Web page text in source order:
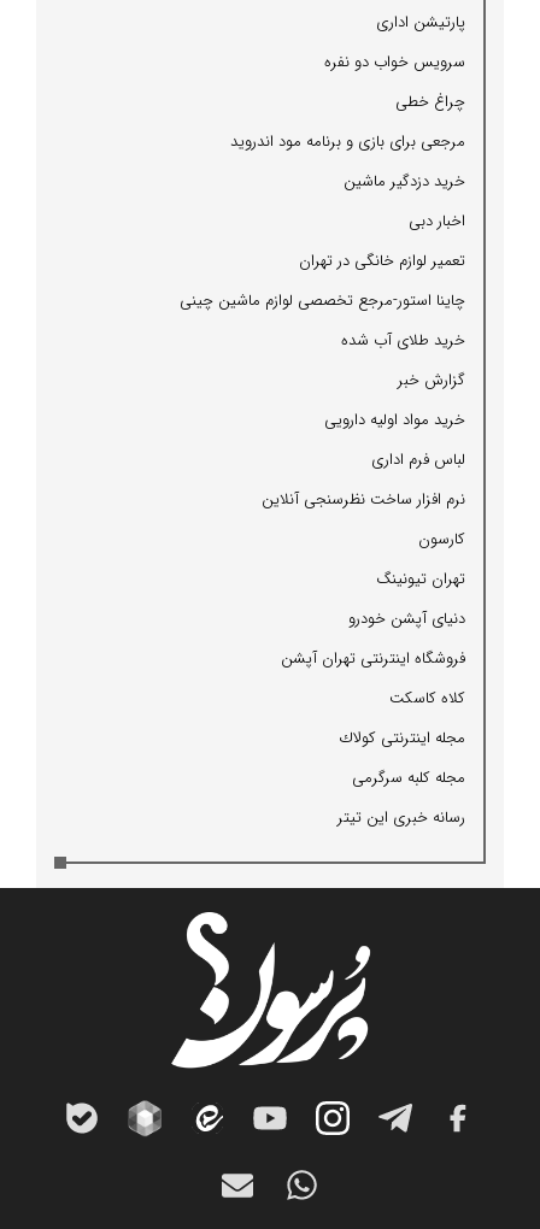
پارتیشن اداری
سرویس خواب دو نفره
چراغ خطی
مرجعی برای بازی و برنامه مود اندروید
خرید دزدگیر ماشین
اخبار دبی
تعمیر لوازم خانگی در تهران
چاینا استور-مرجع تخصصی لوازم ماشین چینی
خرید طلای آب شده
گزارش خبر
خرید مواد اولیه دارویی
لباس فرم اداری
نرم افزار ساخت نظرسنجی آنلاین
كارسون
تهران تیونینگ
دنیای آپشن خودرو
فروشگاه اینترنتی تهران آپشن
كلاه كاسكت
مجله اینترنتی كولاك
مجله كلبه سرگرمی
رسانه خبری این تیتر